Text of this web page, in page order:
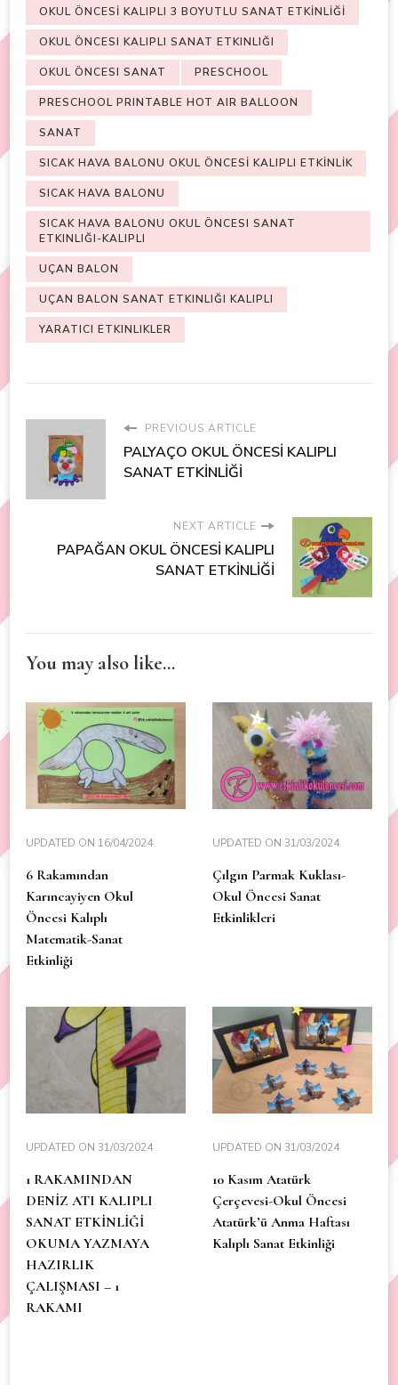
OKUL ÖNCESİ KALIPLI 3 BOYUTLU SANAT ETKİNLİĞİ
OKUL ÖNCESI KALIPLI SANAT ETKINLIĞI
OKUL ÖNCESI SANAT PRESCHOOL
PRESCHOOL PRINTABLE HOT AIR BALLOON
SANAT
SICAK HAVA BALONU OKUL ÖNCESİ KALIPLI ETKİNLİK
SICAK HAVA BALONU
SICAK HAVA BALONU OKUL ÖNCESI SANAT
ETKINLIĞI-KALIPLI
UÇAN BALON
UÇAN BALON SANAT ETKINLIĞI KALIPLI
YARATICI ETKINLIKLER
PREVIOUS ARTICLE
PALYAÇO OKUL ÖNCESİ KALIPLI
SANAT ETKİNLİĞİ
NEXT ARTICLE
PAPAĞAN OKUL ÖNCESİ KALIPLI
SANAT ETKİNLİĞİ
You may also like...
UPDATED ON 16/04/2024
6 Rakamından
Karıncayiyen Okul
Öncesi Kalıplı
Matematik-Sanat
Etkinliği
UPDATED ON 31/03/2024
Çılgın Parmak Kuklası-
Okul Öncesi Sanat
Etkinlikleri
UPDATED ON 31/03/2024
1 RAKAMINDAN
DENİZ ATI KALIPLI
SANAT ETKİNLİĞİ
OKUMA YAZMAYA
HAZIRLIK
ÇALIŞMASI – 1
RAKAMI
UPDATED ON 31/03/2024
10 Kasım Atatürk
Çerçevesi-Okul Öncesi
Atatürk’ü Anma Haftası
Kalıplı Sanat Etkinliği